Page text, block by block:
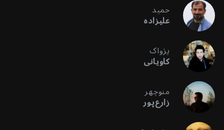
حمید
علیزاده
پژواک
کاویانی
منوچهر
زارع‌پور